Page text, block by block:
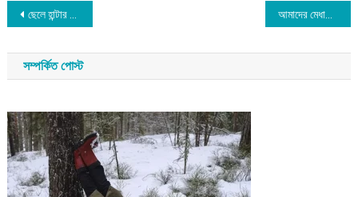
Post
navigation
ছেলে হান্টার বাইডেনকে ক্ষমা করলেন প্রেসিডেন্ট জো আমাদের মেধাবী ছেলে-মেয়েরা নিজ পরিবার ও এই বারাকে গর্বিত করেছেন : মেয়র লুৎফুর
সম্পর্কিত পোস্ট